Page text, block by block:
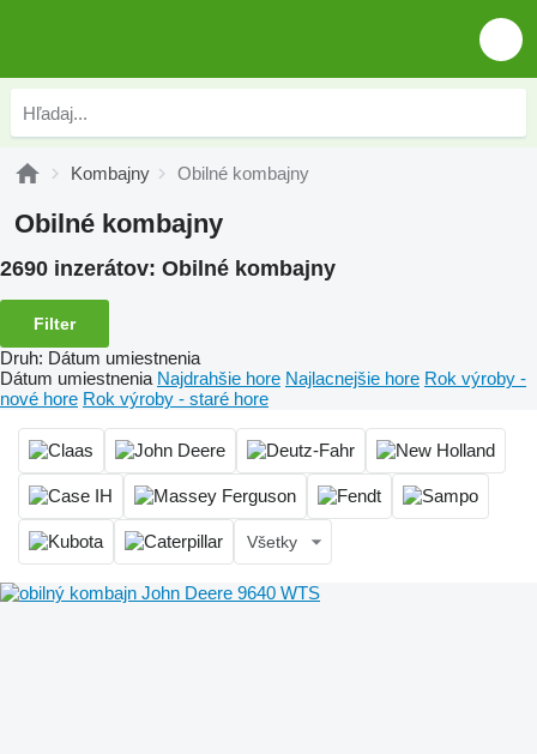
Kombajny Obilné kombajny
Obilné kombajny
2690 inzerátov: Obilné kombajny
Filter
Druh: Dátum umiestnenia
Dátum umiestnenia Najdrahšie hore Najlacnejšie hore Rok výroby -
nové hore Rok výroby - staré hore
Všetky